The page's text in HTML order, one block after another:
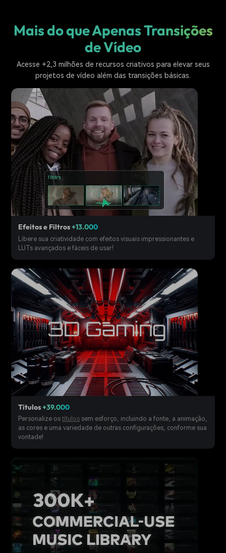
Mais do que Apenas Transições
de Vídeo
Acesse +2,3 milhões de recursos criativos para elevar seus
projetos de vídeo além das transições básicas.
Efeitos e Filtros+13.000
Libere sua criatividade com efeitos visuais impressionantes e
LUTs avançados e fáceis de usar!
Títulos+39.000
Personalize os títulos sem esforço, incluindo a fonte, a animação,
as cores e uma variedade de outras configurações, conforme sua
vontade!